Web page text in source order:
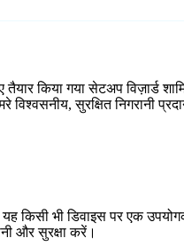
किया गया सेटअप विज़ार्ड
सुरक्षित निगरानी
किसी भी डिवाइस पर एक
और सुरक्षा करें।